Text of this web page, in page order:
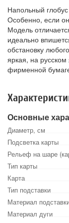
Напольный
Особенно, если
Модель
идеально
обстановку
яркая, на
фирменной
Основные
Диаметр, см
Подсветка карты
Рельеф на шаре
Тип карты
Карта
Тип подставки
Материал
Материал дуги